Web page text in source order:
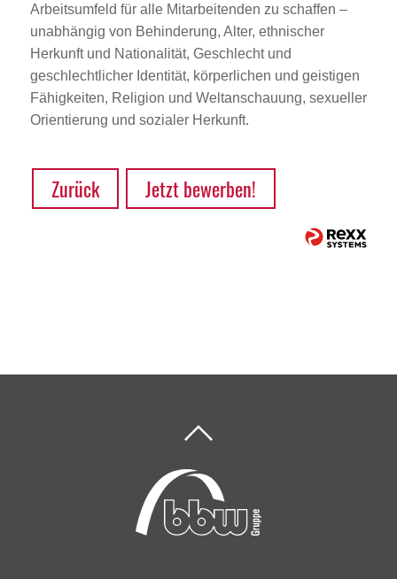
Arbeitsumfeld für alle Mitarbeitenden zu schaffen –
unabhängig von Behinderung, Alter, ethnischer
Herkunft und Nationalität, Geschlecht und
geschlechtlicher Identität, körperlichen und geistigen
Fähigkeiten, Religion und Weltanschauung, sexueller
Orientierung und sozialer Herkunft.
Zurück Jetzt bewerben!